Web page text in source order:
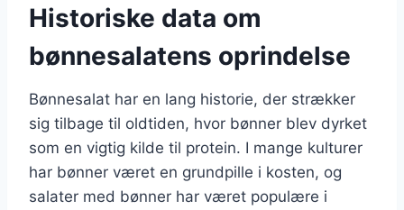
Historiske data om
bønnesalatens oprindelse
Bønnesalat har en lang historie, der strækker
sig tilbage til oldtiden, hvor bønner blev dyrket
som en vigtig kilde til protein. I mange kulturer
har bønner været en grundpille i kosten, og
salater med bønner har været populære i